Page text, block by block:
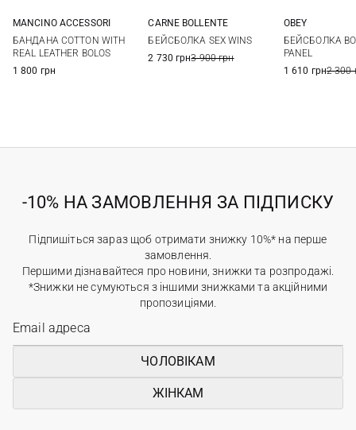
MANCINO ACCESSORI
БАНДАНА COTTON WITH
REAL LEATHER BOLOS
1 800 грн
CARNE BOLLENTE
БЕЙСБОЛКА SEX WINS
2 730 грн3 900 грн
OBEY
БЕЙСБОЛКА
PANEL
1 610 грн2 300
-10% НА ЗАМОВЛЕННЯ ЗА ПІДПИСКУ
Підпишіться зараз щоб отримати знижку 10%* на перше
замовлення.
Першими дізнавайтеся про новини, знижки та розпродажі.
*Знижки не сумуються з іншими знижками та акційними
пропозиціями.
ЧОЛОВІКАМ
ЖІНКАМ